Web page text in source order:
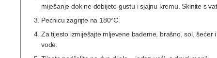
miješanje dok ne dobijete gustu i sjajnu kremu. Skinite s
Pećnicu zagrijte na 180°C.
Za tijesto izmiješajte mljevene bademe, brašno, sol,
vode.